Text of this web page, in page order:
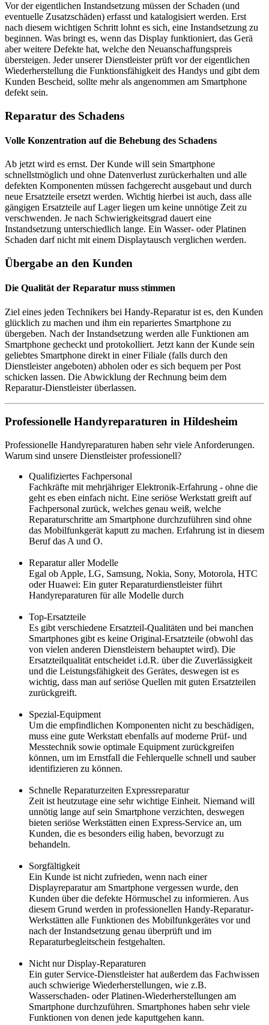
Vor der eigentlichen Instandsetzung müssen der Schaden (und
eventuelle Zusatzschäden) erfasst und katalogisiert werden. Erst
nach diesem wichtigen Schritt lohnt es sich, eine Instandsetzung zu
beginnen. Was bringt es, wenn das Display funktioniert, das Gerä
aber weitere Defekte hat, welche den Neuanschaffungspreis
übersteigen. Jeder unserer Dienstleister prüft vor der eigentlichen
Wiederherstellung die Funktionsfähigkeit des Handys und gibt dem
Kunden Bescheid, sollte mehr als angenommen am Smartphone
defekt sein.
Reparatur des Schadens
Volle Konzentration auf die Behebung des Schadens
Ab jetzt wird es ernst. Der Kunde will sein Smartphone
schnellstmöglich und ohne Datenverlust zurückerhalten und alle
defekten Komponenten müssen fachgerecht ausgebaut und durch
neue Ersatzteile ersetzt werden. Wichtig hierbei ist auch, dass alle
gängigen Ersatzteile auf Lager liegen um keine unnötige Zeit zu
verschwenden. Je nach Schwierigkeitsgrad dauert eine
Instandsetzung unterschiedlich lange. Ein Wasser- oder Platinen
Schaden darf nicht mit einem Displaytausch verglichen werden.
Übergabe an den Kunden
Die Qualität der Reparatur muss stimmen
Ziel eines jeden Technikers bei Handy-Reparatur ist es, den Kunden
glücklich zu machen und ihm ein repariertes Smartphone zu
übergeben. Nach der Instandsetzung werden alle Funktionen am
Smartphone gecheckt und protokolliert. Jetzt kann der Kunde sein
geliebtes Smartphone direkt in einer Filiale (falls durch den
Dienstleister angeboten) abholen oder es sich bequem per Post
schicken lassen. Die Abwicklung der Rechnung beim dem
Reparatur-Dienstleister überlassen.
Professionelle Handyreparaturen in Hildesheim
Professionelle Handyreparaturen haben sehr viele Anforderungen.
Warum sind unsere Dienstleister professionell?
Qualifiziertes Fachpersonal
Fachkräfte mit mehrjähriger Elektronik-Erfahrung - ohne die
geht es eben einfach nicht. Eine seriöse Werkstatt greift auf
Fachpersonal zurück, welches genau weiß, welche
Reparaturschritte am Smartphone durchzuführen sind ohne
das Mobilfunkgerät kaputt zu machen. Erfahrung ist in diesem
Beruf das A und O.
Reparatur aller Modelle
Egal ob Apple, LG, Samsung, Nokia, Sony, Motorola, HTC
oder Huawei: Ein guter Reparaturdienstleister führt
Handyreparaturen für alle Modelle durch
Top-Ersatzteile
Es gibt verschiedene Ersatzteil-Qualitäten und bei manchen
Smartphones gibt es keine Original-Ersatzteile (obwohl das
von vielen anderen Dienstleistern behauptet wird). Die
Ersatzteilqualität entscheidet i.d.R. über die Zuverlässigkeit
und die Leistungsfähigkeit des Gerätes, deswegen ist es
wichtig, dass man auf seriöse Quellen mit guten Ersatzteilen
zurückgreift.
Spezial-Equipment
Um die empfindlichen Komponenten nicht zu beschädigen,
muss eine gute Werkstatt ebenfalls auf moderne Prüf- und
Messtechnik sowie optimale Equipment zurückgreifen
können, um im Ernstfall die Fehlerquelle schnell und sauber
identifizieren zu können.
Schnelle Reparaturzeiten Expressreparatur
Zeit ist heutzutage eine sehr wichtige Einheit. Niemand will
unnötig lange auf sein Smartphone verzichten, deswegen
bieten seriöse Werkstätten einen Express-Service an, um
Kunden, die es besonders eilig haben, bevorzugt zu
behandeln.
Sorgfältigkeit
Ein Kunde ist nicht zufrieden, wenn nach einer
Displayreparatur am Smartphone vergessen wurde, den
Kunden über die defekte Hörmuschel zu informieren. Aus
diesem Grund werden in professionellen Handy-Reparatur-
Werkstätten alle Funktionen des Mobilfunkgerätes vor und
nach der Instandsetzung genau überprüft und im
Reparaturbegleitschein festgehalten.
Nicht nur Display-Reparaturen
Ein guter Service-Dienstleister hat außerdem das Fachwissen
auch schwierige Wiederherstellungen, wie z.B.
Wasserschaden- oder Platinen-Wiederherstellungen am
Smartphone durchzuführen. Smartphones haben sehr viele
Funktionen von denen jede kaputtgehen kann.